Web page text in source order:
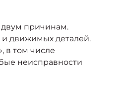
двум причинам.
и движимых деталей.
в том числе
неисправности